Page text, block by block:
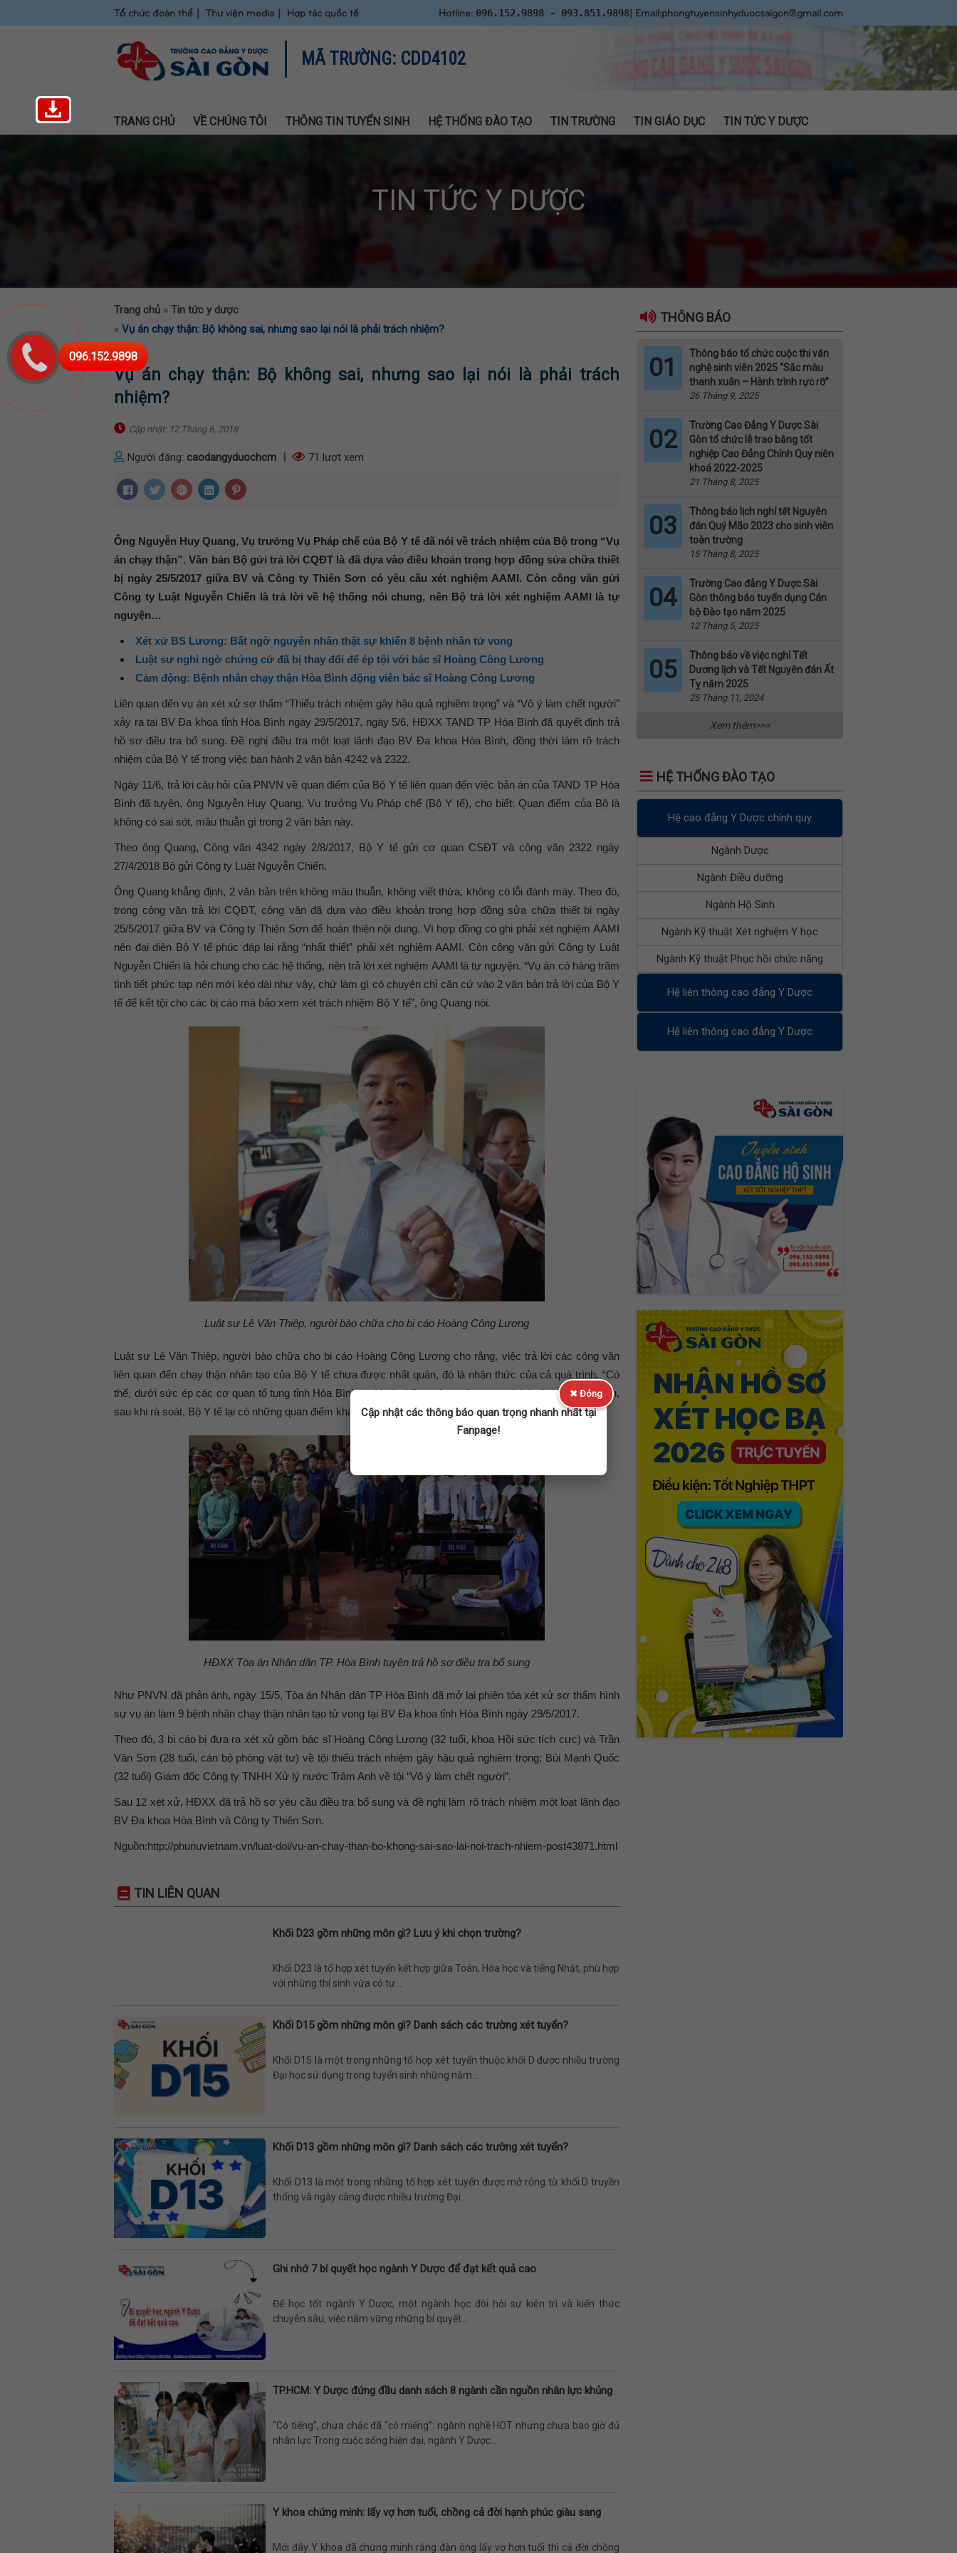
Tổ chức đoàn thể Thư viện media Hợp tác quốc tế Hotline: 096.152.9898 - 093.851.9898| Email:phongtuyensinhyduocsaigon@gmail.com
MÃ TRƯỜNG: CDD4102
TRANG CHỦ VỀ CHÚNG TÔI THÔNG TIN TUYỂN SINH HỆ THỐNG ĐÀO TẠO TIN TRƯỜNG TIN GIÁO DỤC TIN TỨC Y DƯỢC
096.152.9898
TIN TỨC Y DƯỢC
Trang chủ » Tin tức y dược
» Vụ án chạy thận: Bộ không sai, nhưng sao lại nói là phải trách nhiệm?
Vụ án chạy thận: Bộ không sai, nhưng sao lại nói là phải trách
nhiệm?
Cập nhật: 12 Tháng 6, 2018
Người đăng: caodangyduochcm 71 lượt xem
Ông Nguyễn Huy Quang, Vụ trưởng Vụ Pháp chế của Bộ Y tế đã nói về trách nhiệm của Bộ trong “Vụ
án chạy thận”. Văn bản Bộ gửi trả lời CQĐT là đã dựa vào điều khoản trong hợp đồng sửa chữa thiết
bị ngày 25/5/2017 giữa BV và Công ty Thiên Sơn có yêu cầu xét nghiệm AAMI. Còn công văn gửi
Công ty Luật Nguyễn Chiến là trả lời về hệ thống nói chung, nên Bộ trả lời xét nghiệm AAMI là tự
nguyện…
Xét xử BS Lương: Bất ngờ nguyên nhân thật sự khiến 8 bệnh nhân tử vong
Luật sư nghi ngờ chứng cứ đã bị thay đổi để ép tội với bác sĩ Hoàng Công Lương
Cảm động: Bệnh nhân chạy thận Hòa Bình động viên bác sĩ Hoàng Công Lương
Liên quan đến vụ án xét xử sơ thẩm “Thiếu trách nhiệm gây hậu quả nghiêm trọng” và “Vô ý làm chết người”
xảy ra tại BV Đa khoa tỉnh Hòa Bình ngày 29/5/2017, ngày 5/6, HĐXX TAND TP Hòa Bình đã quyết định trả
hồ sơ điều tra bổ sung. Đề nghị điều tra một loạt lãnh đạo BV Đa khoa Hòa Bình, đồng thời làm rõ trách
nhiệm của Bộ Y tế trong việc ban hành 2 văn bản 4242 và 2322.
Ngày 11/6, trả lời câu hỏi của PNVN về quan điểm của Bộ Y tế liên quan đến việc bản án của TAND TP Hòa
Bình đã tuyên, ông Nguyễn Huy Quang, Vụ trưởng Vụ Pháp chế (Bộ Y tế), cho biết: Quan điểm của Bộ là
không có sai sót, mâu thuẫn gì trong 2 văn bản này.
Theo ông Quang, Công văn 4342 ngày 2/8/2017, Bộ Y tế gửi cơ quan CSĐT và công văn 2322 ngày
27/4/2018 Bộ gửi Công ty Luật Nguyễn Chiến.
Ông Quang khẳng định, 2 văn bản trên không mâu thuẫn, không viết thừa, không có lỗi đánh máy. Theo đó,
trong công văn trả lời CQĐT, công văn đã dựa vào điều khoản trong hợp đồng sửa chữa thiết bị ngày
25/5/2017 giữa BV và Công ty Thiên Sơn để hoàn thiện nội dung. Vì hợp đồng có ghi phải xét nghiệm AAMI
nên đại diện Bộ Y tế phúc đáp lại rằng “nhất thiết” phải xét nghiệm AAMI. Còn công văn gửi Công ty Luật
Nguyễn Chiến là hỏi chung cho các hệ thống, nên trả lời xét nghiệm AAMI là tự nguyện. “Vụ án có hàng trăm
tình tiết phức tạp nên mới kéo dài như vậy, chứ làm gì có chuyện chỉ căn cứ vào 2 văn bản trả lời của Bộ Y
tế để kết tội cho các bị cáo mà bảo xem xét trách nhiệm Bộ Y tế”, ông Quang nói.
Luật sư Lê Văn Thiệp, người bào chữa cho bị cáo Hoàng Công Lương
Luật sư Lê Văn Thiệp, người bào chữa cho bị cáo Hoàng Công Lương cho rằng, việc trả lời các công văn
liên quan đến chạy thận nhân tạo của Bộ Y tế chưa được nhất quán, đó là nhận thức của cả quá trình. “Có
thể, dưới sức ép các cơ quan tố tụng tỉnh Hòa Bình, mới có những công văn mang tính buộc tội. Tuy nhiên,
sau khi rà soát, Bộ Y tế lại có những quan điểm khác biệt…”, luật sư Thiệp nói.
HĐXX Tòa án Nhân dân TP. Hòa Bình tuyên trả hồ sơ điều tra bổ sung
Như PNVN đã phản ánh, ngày 15/5, Tòa án Nhân dân TP Hòa Bình đã mở lại phiên tòa xét xử sơ thẩm hình
sự vụ án làm 9 bệnh nhân chạy thận nhân tạo tử vong tại BV Đa khoa tỉnh Hòa Bình ngày 29/5/2017.
Theo đó, 3 bị cáo bị đưa ra xét xử gồm bác sĩ Hoàng Công Lương (32 tuổi, khoa Hồi sức tích cực) và Trần
Văn Sơn (28 tuổi, cán bộ phòng vật tư) về tội thiếu trách nhiệm gây hậu quả nghiêm trọng; Bùi Mạnh Quốc
(32 tuổi) Giám đốc Công ty TNHH Xử lý nước Trâm Anh về tội “Vô ý làm chết người”.
Sau 12 xét xử, HĐXX đã trả hồ sơ yêu cầu điều tra bổ sung và đề nghị làm rõ trách nhiệm một loạt lãnh đạo
BV Đa khoa Hòa Bình và Công ty Thiên Sơn.
Nguồn:http://phunuvietnam.vn/luat-doi/vu-an-chay-than-bo-khong-sai-sao-lai-noi-trach-nhiem-post43871.html
TIN LIÊN QUAN
Khối D23 gồm những môn gì? Lưu ý khi chọn trường?
Khối D23 là tổ hợp xét tuyển kết hợp giữa Toán, Hóa học và tiếng Nhật, phù hợp
với những thí sinh vừa có tư...
Khối D15 gồm những môn gì? Danh sách các trường xét tuyển?
Khối D15 là một trong những tổ hợp xét tuyển thuộc khối D được nhiều trường
Đại học sử dụng trong tuyển sinh những năm...
Khối D13 gồm những môn gì? Danh sách các trường xét tuyển?
Khối D13 là một trong những tổ hợp xét tuyển được mở rộng từ khối D truyền
thống và ngày càng được nhiều trường Đại...
Ghi nhớ 7 bí quyết học ngành Y Dược để đạt kết quả cao
Để học tốt ngành Y Dược, một ngành học đòi hỏi sự kiên trì và kiến thức
chuyên sâu, việc nắm vững những bí quyết...
TP.HCM: Y Dược đứng đầu danh sách 8 ngành cần nguồn nhân lực khủng
“Có tiếng”, chưa chắc đã “có miếng”: ngành nghề HOT nhưng chưa bao giờ đủ
nhân lực Trong cuộc sống hiện đại, ngành Y Dược...
Y khoa chứng minh: lấy vợ hơn tuổi, chồng cả đời hạnh phúc giàu sang
Mới đây Y khoa đã chứng minh rằng đàn ông lấy vợ hơn tuổi thì cả đời chồng
THÔNG BÁO
01
Thông báo tổ chức cuộc thi văn
nghệ sinh viên 2025 “Sắc màu
thanh xuân – Hành trình rực rỡ”
26 Tháng 9, 2025
02
Trường Cao Đẳng Y Dược Sài
Gòn tổ chức lễ trao bằng tốt
nghiệp Cao Đẳng Chính Quy niên
khoá 2022-2025
21 Tháng 8, 2025
03
Thông báo lịch nghỉ tết Nguyên
đán Quý Mão 2023 cho sinh viên
toàn trường
15 Tháng 8, 2025
04
Trường Cao đẳng Y Dược Sài
Gòn thông báo tuyển dụng Cán
bộ Đào tạo năm 2025
12 Tháng 5, 2025
05
Thông báo về việc nghỉ Tết
Dương lịch và Tết Nguyên đán Ất
Tỵ năm 2025
25 Tháng 11, 2024
Xem thêm>>>
HỆ THỐNG ĐÀO TẠO
Hệ cao đẳng Y Dược chính quy
Ngành Dược
Ngành Điều dưỡng
Ngành Hộ Sinh
Ngành Kỹ thuật Xét nghiệm Y học
Ngành Kỹ thuật Phục hồi chức năng
Hệ liên thông cao đẳng Y Dược
Hệ liên thông cao đẳng Y Dược
✖ Đóng
Cập nhật các thông báo quan trọng nhanh nhất tại
Fanpage!